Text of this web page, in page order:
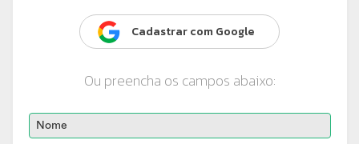
Cadastrar com Google
Ou preencha os campos abaixo: